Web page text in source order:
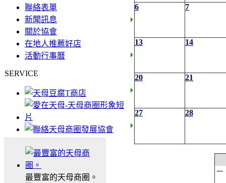
聯絡表單
新聞訊息
關於協會
在地人推薦好店
活動行事曆
SERVICE
最豐富的天母商圈。
6 7
13 14
20 21
27 28
一